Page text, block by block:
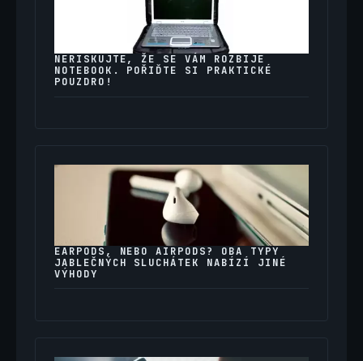
NERISKUJTE, ŽE SE VÁM ROZBIJE
NOTEBOOK. POŘIĎTE SI PRAKTICKÉ
POUZDRO!
EARPODS, NEBO AIRPODS? OBA TYPY
JABLEČNÝCH SLUCHÁTEK NABÍZÍ JINÉ
VÝHODY